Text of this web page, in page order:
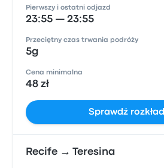
Pierwszy i ostatni odjazd
23:55 — 23:55
Przeciętny czas trwania podróży
5g
Cena minimalna
48 zł
Sprawdź rozkład
Recife → Teresina